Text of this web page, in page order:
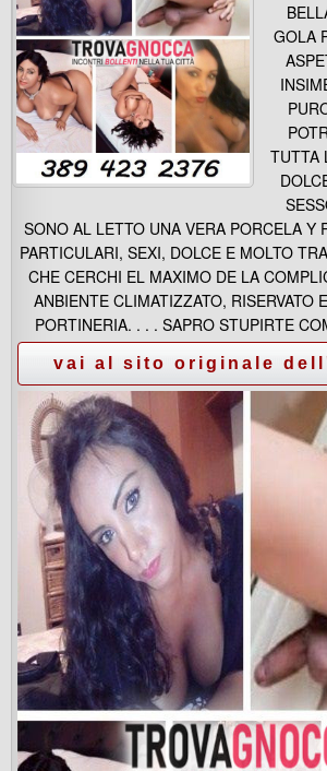
GOLA
TUTTA
SONO AL LETTO UNA VERA PORCELA Y
PARTICULARI, SEXI, DOLCE E MOLTO
CHE CERCHI EL MAXIMO DE LA
ANBIENTE CLIMATIZZATO, RISERVATO
PORTINERIA. . . . SAPRO STUPIRTE